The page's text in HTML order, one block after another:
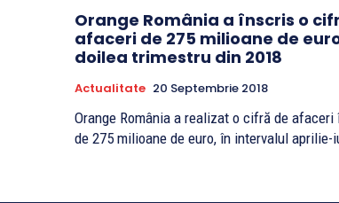
Orange România a înscris o
afaceri de 275 milioane de
doilea trimestru din 2018
Actualitate 20 Septembrie 2018
Orange România a realizat o cifră de afaceri
de 275 milioane de euro, în intervalul aprilie-